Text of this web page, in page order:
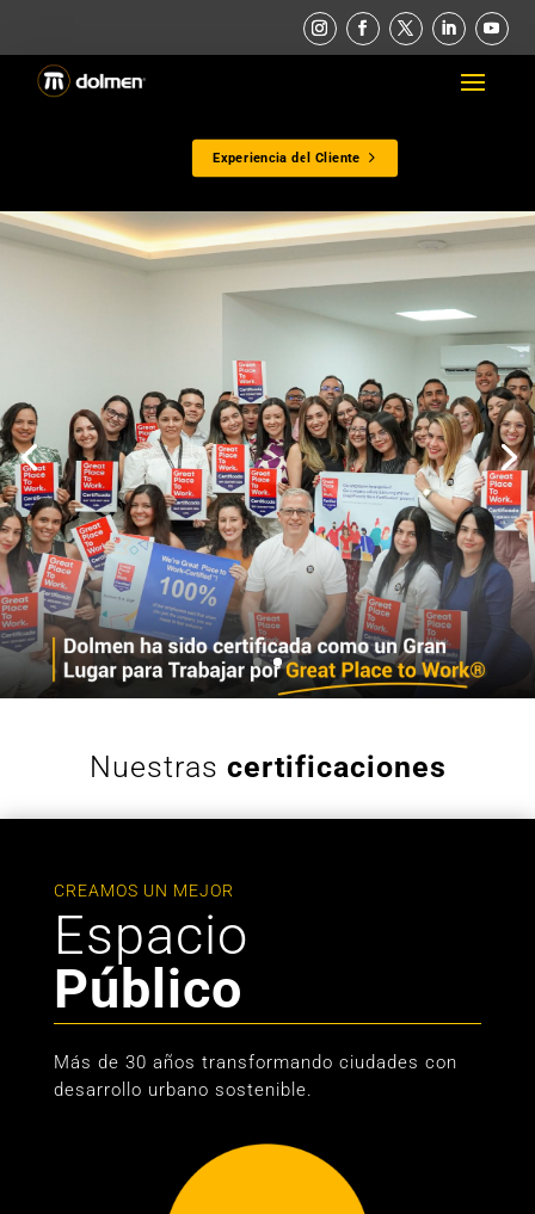
Experiencia del Cliente
Nuestras certificaciones
CREAMOS UN MEJOR
Espacio
Público
Más de 30 años transformando ciudades con
desarrollo urbano sostenible.